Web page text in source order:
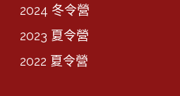
2024 冬令營
2023 夏令營
2022 夏令營